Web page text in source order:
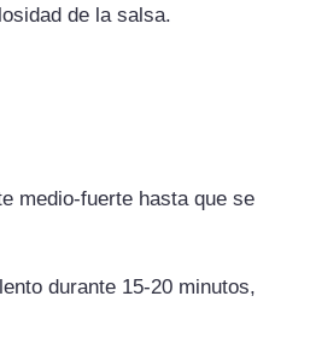
de la salsa.
medio-fuerte hasta que se
durante 15-20 minutos,